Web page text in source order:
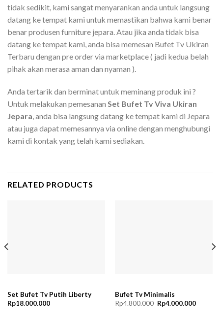
tidak sedikit, kami sangat menyarankan anda untuk langsung
datang ke tempat kami untuk memastikan bahwa kami benar
benar produsen furniture jepara. Atau jika anda tidak bisa
datang ke tempat kami, anda bisa memesan Bufet Tv Ukiran
Terbaru dengan pre order via marketplace ( jadi kedua belah
pihak akan merasa aman dan nyaman ).
Anda tertarik dan berminat untuk meminang produk ini ?
Untuk melakukan pemesanan Set Bufet Tv Viva Ukiran
Jepara , anda bisa langsung datang ke tempat kami di Jepara
atau juga dapat memesannya via online dengan menghubungi
kami di kontak yang telah kami sediakan.
RELATED PRODUCTS
Set Bufet Tv Putih Liberty
Rp18.000.000
Bufet Tv Minimalis
Rp4.800.000 Original
price
Rp4.000.000Current